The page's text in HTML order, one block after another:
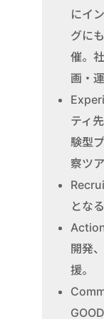
にイ
グに
催。
画・
ティ
験型
察ツ
とな
開発
援。